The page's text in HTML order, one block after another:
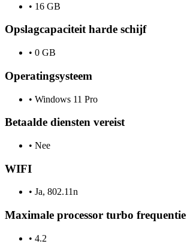
• 16 GB
Opslagcapaciteit harde schijf
• 0 GB
Operatingsysteem
• Windows 11 Pro
Betaalde diensten vereist
• Nee
WIFI
• Ja, 802.11n
Maximale processor turbo frequentie
• 4.2